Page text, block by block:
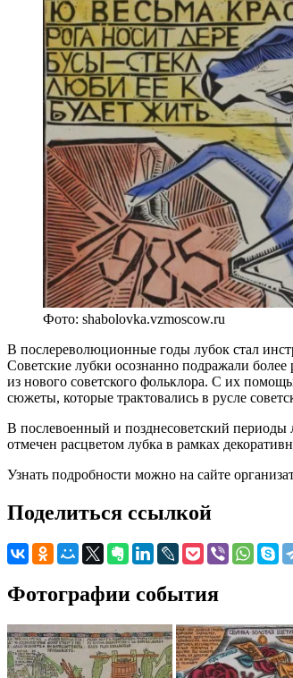
Фото: shabolovka.vzmoscow.ru
В послереволюционные годы лубок стал
Советские лубки осознанно подражали
из нового советского фольклора. С их
сюжеты, которые трактовались в русле
В послевоенный и позднесоветский периоды
отмечен расцветом лубка в рамках
Узнать подробности можно на сайте
Поделиться ссылкой
Фотографии события